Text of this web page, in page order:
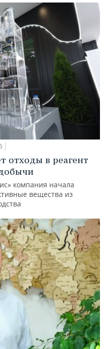
отходы в реагент
компания начала
вещества из